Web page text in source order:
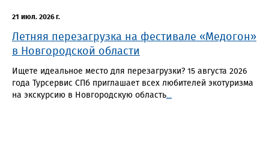
21 июл. 2026 г.
Летняя перезагрузка на фестивале «Медогон»
в Новгородской области
Ищете идеальное место для перезагрузки? 15 августа 2026
года Турсервис СПб приглашает всех любителей экотуризма
на экскурсию в Новгородскую область...